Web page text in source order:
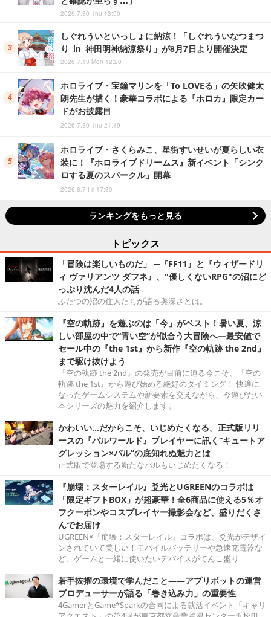
2026.7.30 Thu 13:00
しぐれういといっしょに納涼！「しぐれういなつまつ
り in 神田明神納涼祭り」が8月7日より開催決定
2026.7.13 Mon 12:20
ホロライブ・宝鐘マリンを「To LOVEる」の矢吹健太
朗先生が描く！豪華コラボによる『ホロカ』限定カー
ドがお披露目
2026.7.30 Thu 21:19
ホロライブ・さくらみこ、星街すいせいが夏らしい衣
装に！『ホロライブドリームス』新イベント「シンク
ロする夏のスパークル」開幕
2026.8.7 Fri 17:30
ランキングをもっと見る
トピックス
「冒険は楽しいものだ」 ─『FF11』と『ウィザードリ
ィ ヴァリアンツ ダフネ』、"優しくないRPG"の沼にど
っぷり沈んだ4人の話
ふたつの沼の住人たちが語る奥深さとは。
『空の軌跡』を遊ぶのは「今」がベスト！暑い夏、涼
しい部屋の中で“青い空”が似合う大冒険へ―最安値で
セール中の『the 1st』から新作『空の軌跡 the 2nd』
まで駆け抜けよう
『空の軌跡 the 2nd』の発売が目前に迫る今こそ、『空の
軌跡 the 1st』から遊び始める絶好のタイミング！ 快適に
なったゲームシステムや新要素を交えながら、今遊びたい
本シリーズの魅力を紹介します。
かわいい…だからこそ、いじめたくなる。正式版リリ
ースの『パルワールド』プレイヤーに訊く“キュートア
グレッション×パル”の底知れぬ魅力とは
正式版で登場する新たなパルもいじめたくなる！
『崩壊：スターレイル』爻光とUGREENのコラボは
「限定ギフトBOX」が超豪華！全6商品に使える5％オ
フクーポンやコスプレイヤー撮影会など、盛りだくさ
んでお届け
UGREEN×『崩壊：スターレイル』コラボは、爻光がデザイ
ンされていて美しい！モバイルバッテリーや急速充電器な
ど、ゲームと一緒に使いたいデバイスがてんこ盛り
若手抜擢の環境で学んだこと――アプリボットの運営
プロデューサーが語る「巻き込み力」の重要性
4GamerとGame*Sparkの合同による就活イベント「キャリ